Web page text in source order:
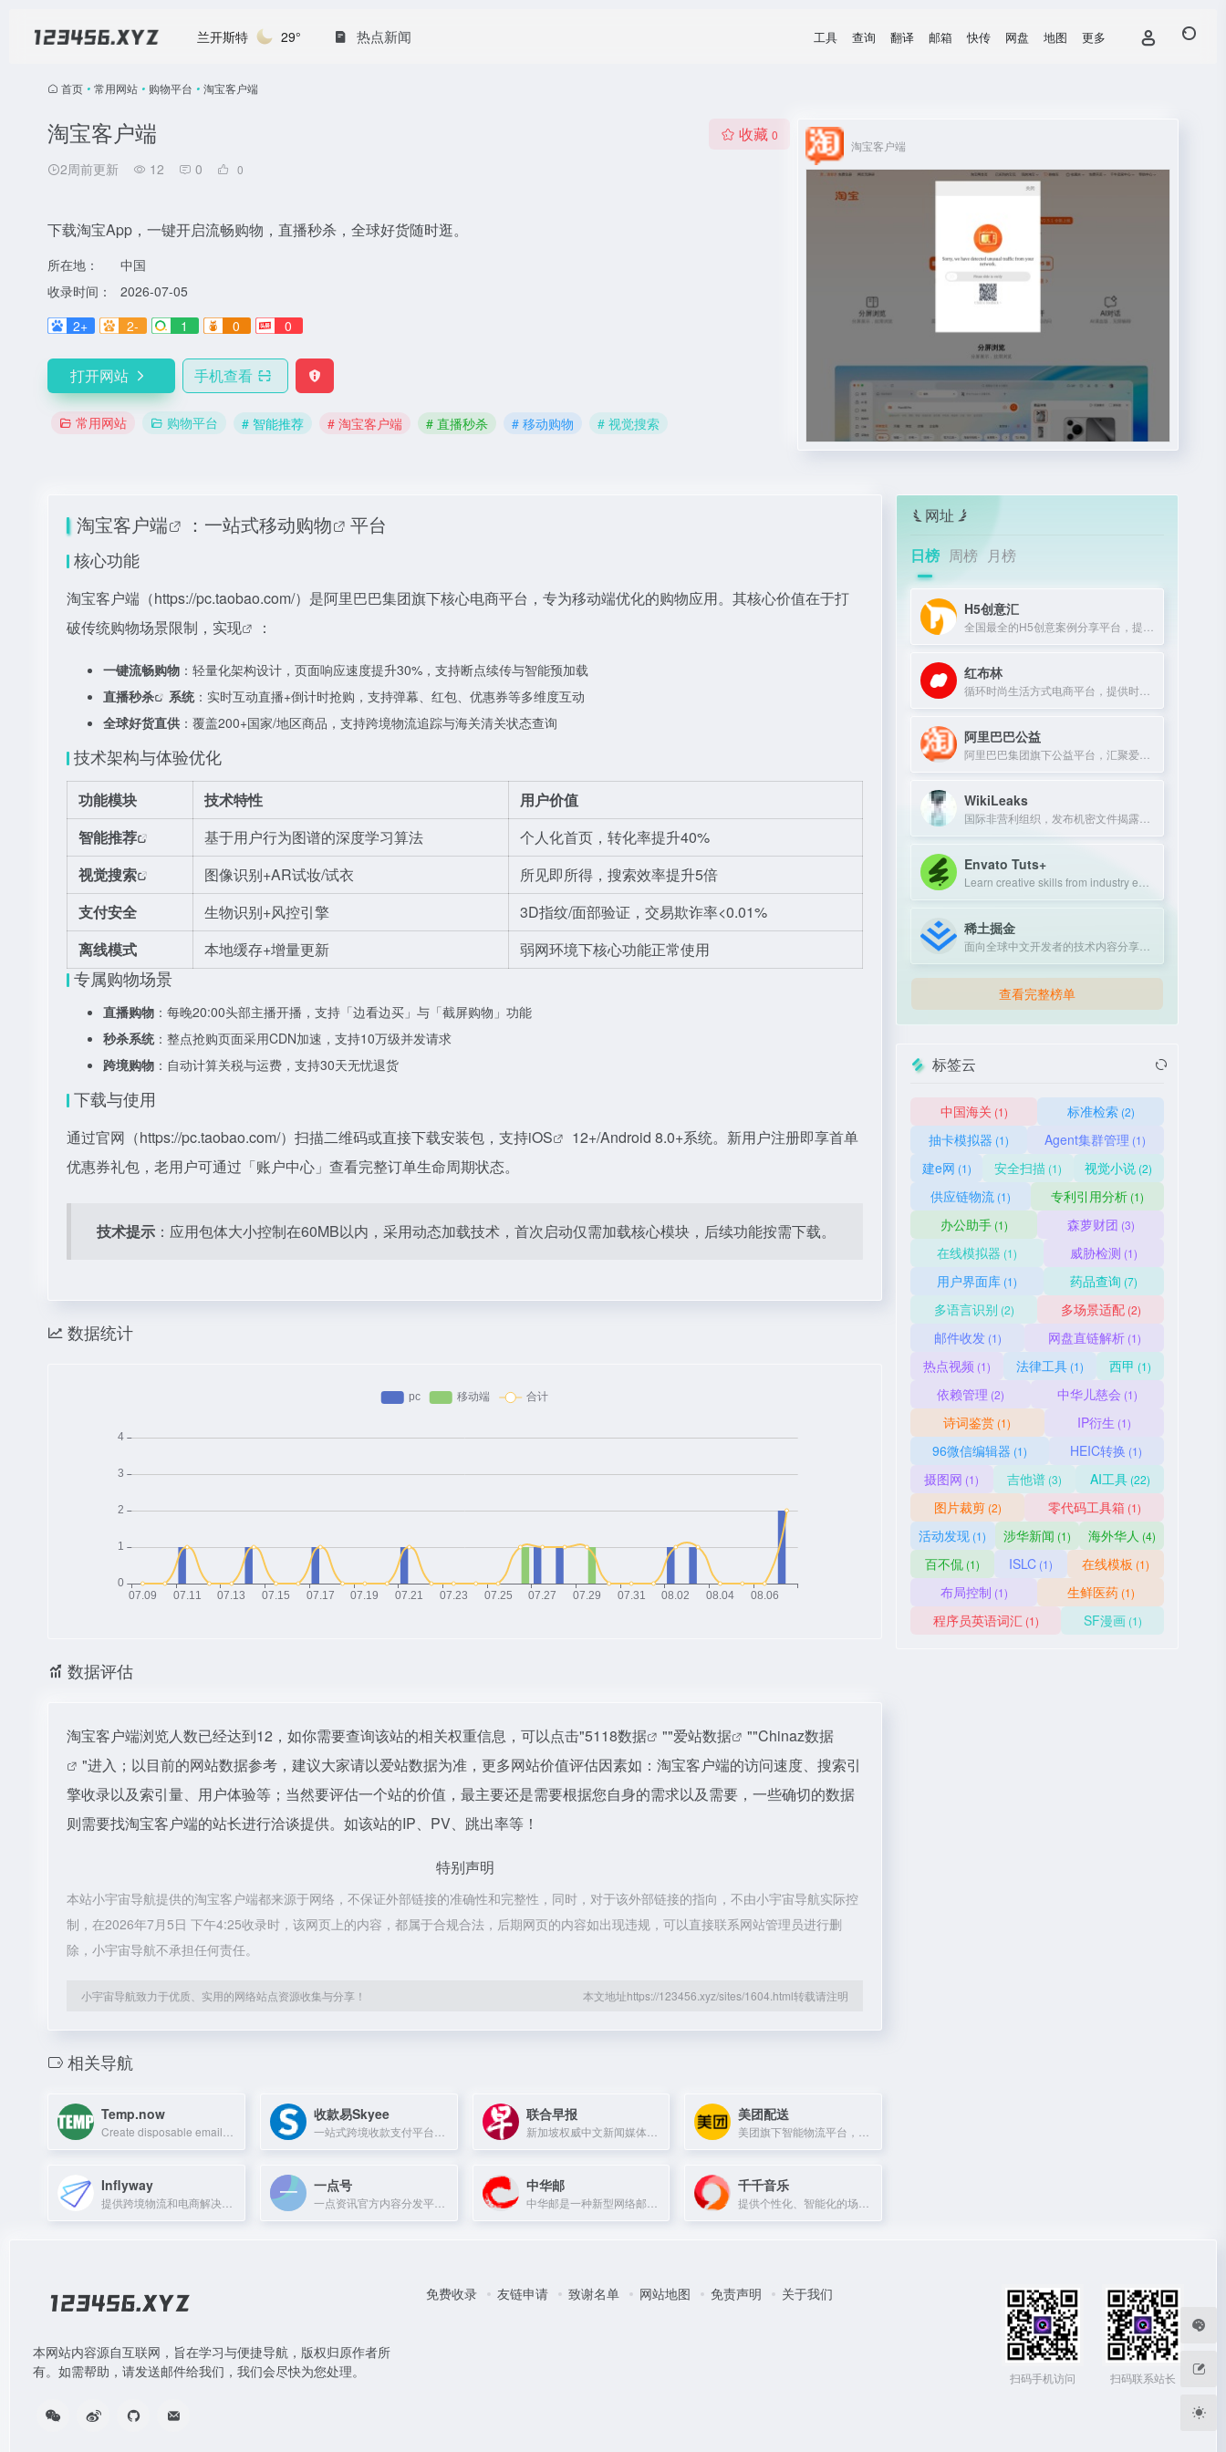
兰开斯特 29° 热点新闻 工具 查询 翻译 邮箱 快传 网盘 地图 更多
首页 • 常用网站 • 购物平台 • 淘宝客户端
淘宝客户端
2周前更新 12 0 0
收藏 0
下载淘宝App，一键开启流畅购物，直播秒杀，全球好货随时逛。
所在地：
中国
收录时间：
2026-07-05
2+
2- 1 0 0
打开网站 手机查看
常用网站 购物平台 # 智能推荐 # 淘宝客户端 # 直播秒杀 # 移动购物 # 视觉搜索
淘宝客户端
淘宝客户端 ：一站式移动购物 平台
核心功能
淘宝客户端（https://pc.taobao.com/）是阿里巴巴集团旗下核心电商平台，专为移动端优化的购物应用。其核心价值在于打
破传统购物场景限制，实现
：
一键流畅购物 ：轻量化架构设计，页面响应速度提升30%，支持断点续传与智能预加载
直播秒杀
系统：实时互动直播+倒计时抢购，支持弹幕、红包、优惠券等多维度互动
全球好货直供 ：覆盖200+国家/地区商品，支持跨境物流追踪与海关清关状态查询
技术架构与体验优化
功能模块 技术特性
用户价值
智能推荐
基于用户行为图谱的深度学习算法
个人化首页，转化率提升40%
视觉搜索
图像识别+AR试妆/试衣
所见即所得，搜索效率提升5倍
支付安全
生物识别+风控引擎
3D指纹/面部验证，交易欺诈率<0.01%
离线模式
本地缓存+增量更新 弱网环境下核心功能正常使用
专属购物场景
直播购物 ：每晚20:00头部主播开播，支持「边看边买」与「截屏购物」功能
秒杀系统：整点抢购页面采用CDN加速，支持10万级并发请求
跨境购物 ：自动计算关税与运费，支持30天无忧退货
下载与使用
通过官网（https://pc.taobao.com/）扫描二维码或直接下载安装包，支持iOS
12+/Android 8.0+系统。新用户注册即享首单
优惠券礼包，老用户可通过「账户中心」查看完整订单生命周期状态。
技术提示 ：应用包体大小控制在60MB以内，采用动态加载技术，首次启动仅需加载核心模块，后续功能按需下载。
数据统计
数据评估
淘宝客户端浏览人数已经达到12，如你需要查询该站的相关权重信息，可以点击"5118数据 ""爱站数据 ""Chinaz数据
"进入；以目前的网站数据参考，建议大家请以爱站数据为准，更多网站价值评估因素如：淘宝客户端的访问速度、搜索引
擎收录以及索引量、用户体验等；当然要评估一个站的价值，最主要还是需要根据您自身的需求以及需要，一些确切的数据
则需要找淘宝客户端的站长进行洽谈提供。如该站的IP、PV、跳出率等！
特别声明
本站小宇宙导航提供的淘宝客户端都来源于网络，不保证外部链接的准确性和完整性，同时，对于该外部链接的指向，不由小宇宙导航实际控
制，在2026年7月5日 下午4:25收录时，该网页上的内容，都属于合规合法，后期网页的内容如出现违规，可以直接联系网站管理员进行删
除，小宇宙导航不承担任何责任。
小宇宙导航致力于优质、实用的网络站点资源收集与分享！ 本文地址https://123456.xyz/sites/1604.html转载请注明
相关导航
Temp.now 收款易Skyee 联合早报 美团配送
Inflyway 一点号
一点资讯官方内容分发平台，支持自媒体发布与运营管理。
中华邮 千千音乐
网址
日榜 周榜 月榜
H5创意汇
红布林
阿里巴巴公益
WikiLeaks
Envato Tuts+
稀土掘金
查看完整榜单
标签云
中国海关 (1) 标准检索(2)
抽卡模拟器 (1) Agent集群管理 (1)
建e网 (1) 安全扫描(1) 视觉小说 (2)
供应链物流 (1) 专利引用分析 (1)
办公助手(1) 森萝财团 (3)
在线模拟器 (1) 威胁检测 (1)
用户界面库 (1) 药品查询 (7)
多语言识别 (2) 多场景适配(2)
邮件收发(1) 网盘直链解析(1)
热点视频 (1) 法律工具 (1) 西甲 (1)
依赖管理 (2) 中华儿慈会 (1)
诗词鉴赏 (1) IP衍生 (1)
96微信编辑器 (1) HEIC转换 (1)
摄图网 (1) 吉他谱 (3) AI工具(22)
图片裁剪(2) 零代码工具箱 (1)
活动发现 (1) 涉华新闻 (1) 海外华人 (4)
百不侃 (1) ISLC (1) 在线模板 (1)
布局控制 (1) 生鲜医药(1)
程序员英语词汇 (1) SF漫画(1)
本网站内容源自互联网，旨在学习与便捷导航，版权归原作者所
有。如需帮助，请发送邮件给我们，我们会尽快为您处理。
免费收录 友链申请 致谢名单 网站地图 免责声明 关于我们
扫码手机访问 扫码联系站长